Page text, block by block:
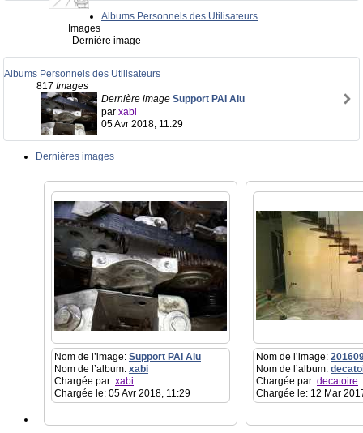
Albums Personnels des Utilisateurs
Images
Dernière image
Albums Personnels des Utilisateurs
817 Images
Dernière image Support PAI Alu
par xabi
05 Avr 2018, 11:29
Dernières images
Nom de l’image: Support PAI Alu
Nom de l’album: xabi
Chargée par: xabi
Chargée le: 05 Avr 2018, 11:29
Nom de l’image:
Nom de l’album:
Chargée par: decatoire
Chargée le: 12 Mar